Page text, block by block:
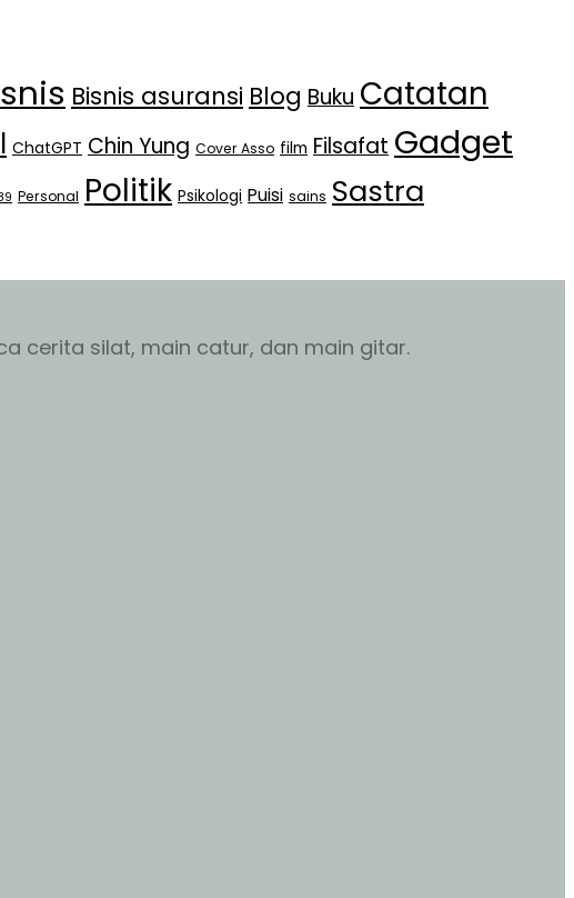
Bisnis asuransi Blog Buku Catatan
ChatGPT Chin Yung Cover Asso film Filsafat Gadget
Personal Politik Psikologi Puisi sains Sastra
cerita silat, main catur, dan main gitar.